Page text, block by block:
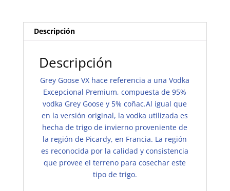
Descripción
Descripción
Grey Goose VX hace referencia a una Vodka
Excepcional Premium, compuesta de 95%
vodka Grey Goose y 5% coñac.Al igual que
en la versión original, la vodka utilizada es
hecha de trigo de invierno proveniente de
la región de Picardy, en Francia. La región
es reconocida por la calidad y consistencia
que provee el terreno para cosechar este
tipo de trigo.